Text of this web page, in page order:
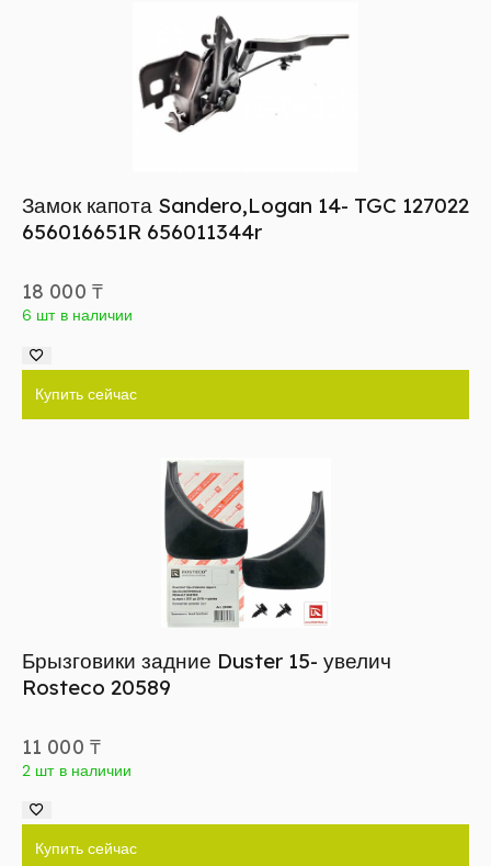
Замок капота Sandero,Logan 14- TGC 127022
656016651R 656011344r
18 000 ₸
6 шт в наличии
Купить сейчас
Брызговики задние Duster 15- увелич
Rosteco 20589
11 000 ₸
2 шт в наличии
Купить сейчас